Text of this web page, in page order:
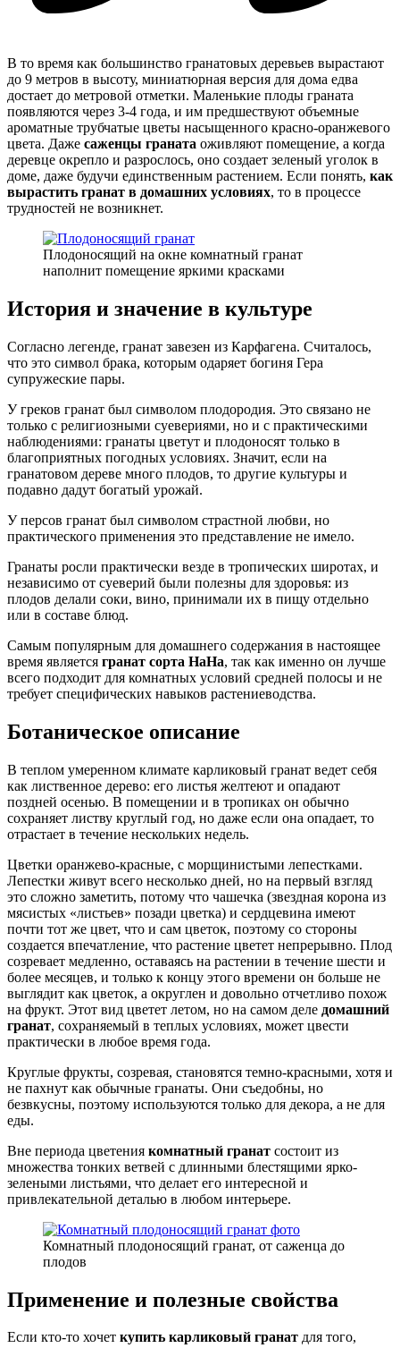
В то время как большинство гранатовых деревьев вырастают
до 9 метров в высоту, миниатюрная версия для дома едва
достает до метровой отметки. Маленькие плоды граната
появляются через 3-4 года, и им предшествуют объемные
ароматные трубчатые цветы насыщенного красно-оранжевого
цвета. Даже саженцы граната оживляют помещение, а когда
деревце окрепло и разрослось, оно создает зеленый уголок в
доме, даже будучи единственным растением. Если понять, как
вырастить гранат в домашних условиях, то в процессе
трудностей не возникнет.
Плодоносящий на окне комнатный гранат
наполнит помещение яркими красками
История и значение в культуре
Согласно легенде, гранат завезен из Карфагена. Считалось,
что это символ брака, которым одаряет богиня Гера
супружеские пары.
У греков гранат был символом плодородия. Это связано не
только с религиозными суевериями, но и с практическими
наблюдениями: гранаты цветут и плодоносят только в
благоприятных погодных условиях. Значит, если на
гранатовом дереве много плодов, то другие культуры и
подавно дадут богатый урожай.
У персов гранат был символом страстной любви, но
практического применения это представление не имело.
Гранаты росли практически везде в тропических широтах, и
независимо от суеверий были полезны для здоровья: из
плодов делали соки, вино, принимали их в пищу отдельно
или в составе блюд.
Самым популярным для домашнего содержания в настоящее
время является гранат сорта НаНа, так как именно он лучше
всего подходит для комнатных условий средней полосы и не
требует специфических навыков растениеводства.
Ботаническое описание
В теплом умеренном климате карликовый гранат ведет себя
как лиственное дерево: его листья желтеют и опадают
поздней осенью. В помещении и в тропиках он обычно
сохраняет листву круглый год, но даже если она опадает, то
отрастает в течение нескольких недель.
Цветки оранжево-красные, с морщинистыми лепестками.
Лепестки живут всего несколько дней, но на первый взгляд
это сложно заметить, потому что чашечка (звездная корона из
мясистых «листьев» позади цветка) и сердцевина имеют
почти тот же цвет, что и сам цветок, поэтому со стороны
создается впечатление, что растение цветет непрерывно. Плод
созревает медленно, оставаясь на растении в течение шести и
более месяцев, и только к концу этого времени он больше не
выглядит как цветок, а округлен и довольно отчетливо похож
на фрукт. Этот вид цветет летом, но на самом деле домашний
гранат, сохраняемый в теплых условиях, может цвести
практически в любое время года.
Круглые фрукты, созревая, становятся темно-красными, хотя и
не пахнут как обычные гранаты. Они съедобны, но
безвкусны, поэтому используются только для декора, а не для
еды.
Вне периода цветения комнатный гранат состоит из
множества тонких ветвей с длинными блестящими ярко-
зелеными листьями, что делает его интересной и
привлекательной деталью в любом интерьере.
Комнатный плодоносящий гранат, от саженца до
плодов
Применение и полезные свойства
Если кто-то хочет купить карликовый гранат для того,